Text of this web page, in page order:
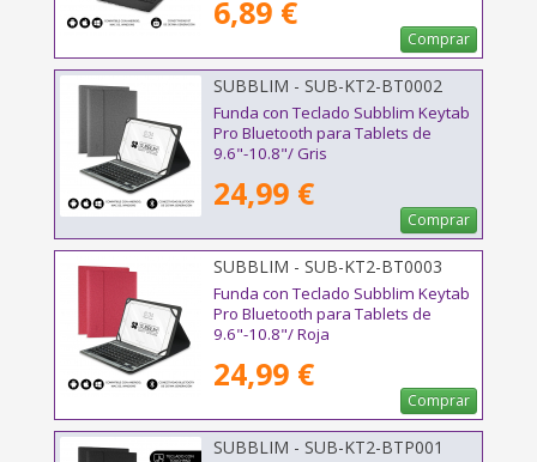
6,89 €
Comprar
SUBBLIM - SUB-KT2-BT0002
Funda con Teclado Subblim Keytab
Pro Bluetooth para Tablets de
9.6"-10.8"/ Gris
24,99 €
Comprar
SUBBLIM - SUB-KT2-BT0003
Funda con Teclado Subblim Keytab
Pro Bluetooth para Tablets de
9.6"-10.8"/ Roja
24,99 €
Comprar
SUBBLIM - SUB-KT2-BTP001